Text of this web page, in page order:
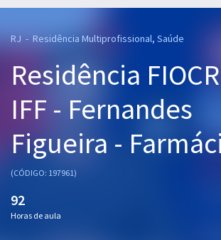
Cursos 20% OFF
Pós
Graduação
OAB
Mentorias
RJ - Residência Multiprofissional, Saúde
Residência
IFF - Fernandes
Figueira -
(CÓDIGO: 197961)
92
Horas de aula